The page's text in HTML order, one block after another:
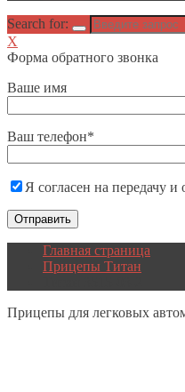
Search for:
X
Форма обратного звонка
Ваше имя
Ваш телефон*
Я согласен на передачу
Главная страница
Прицепы Титан
Прицепы для легковых